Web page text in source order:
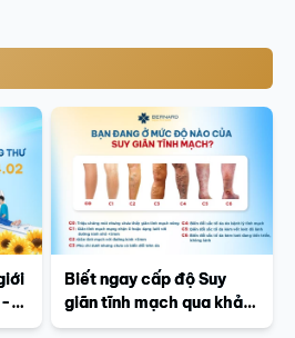
-
Biết ngay cấp độ Suy
giãn tĩnh mạch qua khảo
sát đơn giản